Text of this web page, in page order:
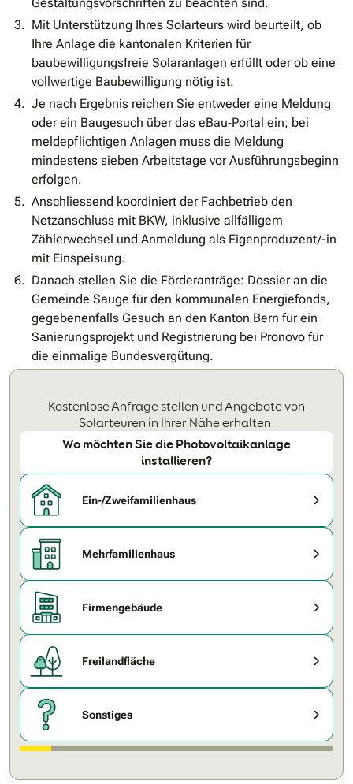
Gestaltungsvorschriften zu beachten sind.
Mit Unterstützung Ihres Solarteurs wird beurteilt, ob
Ihre Anlage die kantonalen Kriterien für
baubewilligungsfreie Solaranlagen erfüllt oder ob eine
vollwertige Baubewilligung nötig ist.
Je nach Ergebnis reichen Sie entweder eine Meldung
oder ein Baugesuch über das eBau‐Portal ein; bei
meldepflichtigen Anlagen muss die Meldung
mindestens sieben Arbeitstage vor Ausführungsbeginn
erfolgen.
Anschliessend koordiniert der Fachbetrieb den
Netzanschluss mit BKW, inklusive allfälligem
Zählerwechsel und Anmeldung als Eigenproduzent/-in
mit Einspeisung.
Danach stellen Sie die Förderanträge: Dossier an die
Gemeinde Sauge für den kommunalen Energiefonds,
gegebenenfalls Gesuch an den Kanton Bern für ein
Sanierungsprojekt und Registrierung bei Pronovo für
die einmalige Bundesvergütung.
Kostenlose Anfrage stellen und Angebote von
Solarteuren in Ihrer Nähe erhalten.
Wo möchten Sie die Photovoltaikanlage
installieren?
Ein-/Zweifamilienhaus
Mehrfamilienhaus
Firmengebäude
Freilandfläche
Sonstiges